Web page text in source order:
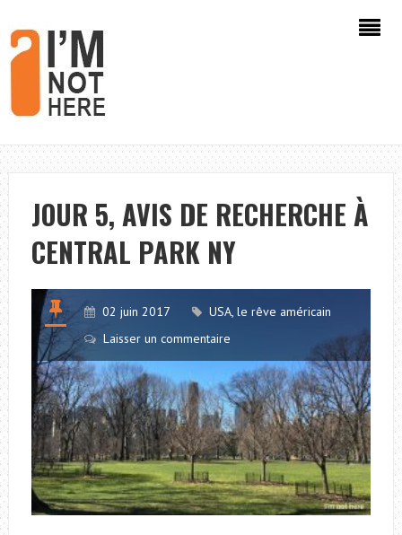
JOUR 5, AVIS DE RECHERCHE À
CENTRAL PARK NY
02 juin 2017
USA, le rêve américain
Laisser un commentaire